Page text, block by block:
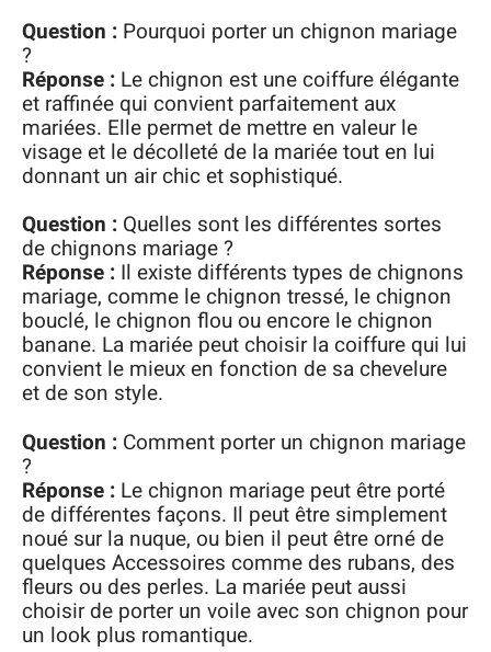
Question : Pourquoi porter un chignon mariage
?
Réponse : Le chignon est une coiffure élégante
et raffinée qui convient parfaitement aux
mariées. Elle permet de mettre en valeur le
visage et le décolleté de la mariée tout en lui
donnant un air chic et sophistiqué.
Question : Quelles sont les différentes sortes
de chignons mariage ?
Réponse : Il existe différents types de chignons
mariage, comme le chignon tressé, le chignon
bouclé, le chignon flou ou encore le chignon
banane. La mariée peut choisir la coiffure qui lui
convient le mieux en fonction de sa chevelure
et de son style.
Question : Comment porter un chignon mariage
?
Réponse : Le chignon mariage peut être porté
de différentes façons. Il peut être simplement
noué sur la nuque, ou bien il peut être orné de
quelques Accessoires comme des rubans, des
fleurs ou des perles. La mariée peut aussi
choisir de porter un voile avec son chignon pour
un look plus romantique.